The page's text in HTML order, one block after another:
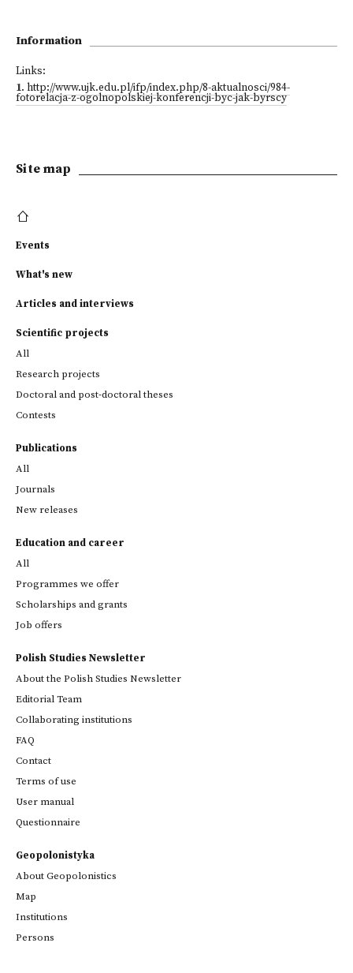
Information
Links:
1. http://www.ujk.edu.pl/ifp/index.php/8-aktualnosci/984-
fotorelacja-z-ogolnopolskiej-konferencji-byc-jak-byrscy
Site map
Events
What's new
Articles and interviews
Scientific projects
All
Research projects
Doctoral and post-doctoral theses
Contests
Publications
All
Journals
New releases
Education and career
All
Programmes we offer
Scholarships and grants
Job offers
Polish Studies Newsletter
About the Polish Studies Newsletter
Editorial Team
Collaborating institutions
FAQ
Contact
Terms of use
User manual
Questionnaire
Geopolonistyka
About Geopolonistics
Map
Institutions
Persons